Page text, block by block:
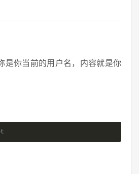
是你当前的用户名，内容就是你